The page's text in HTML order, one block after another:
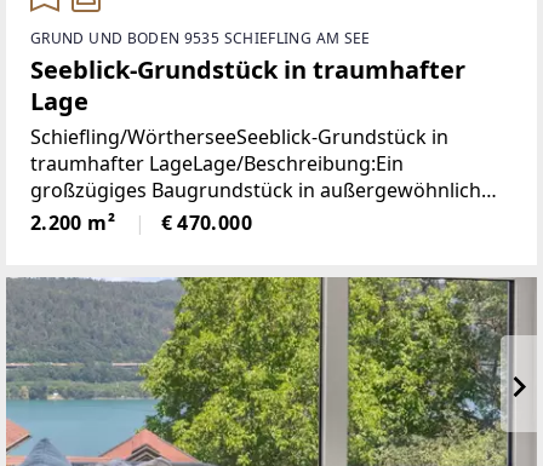
GRUND UND BODEN 9535 SCHIEFLING AM SEE
Seeblick-Grundstück in traumhafter
Lage
Schiefling/WörtherseeSeeblick-Grundstück in
traumhafter LageLage/Beschreibung:Ein
großzügiges Baugrundstück in außergewöhnlich
ruhiger Aussichtslage mit beeindruckendem
Weitblick über den Wörthersee und die umliegende
2.200 m² € 470.000